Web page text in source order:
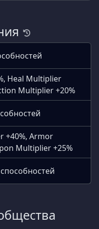
Heal Multiplier
Multiplier +20%
+40%, Armor
Multiplier +25%